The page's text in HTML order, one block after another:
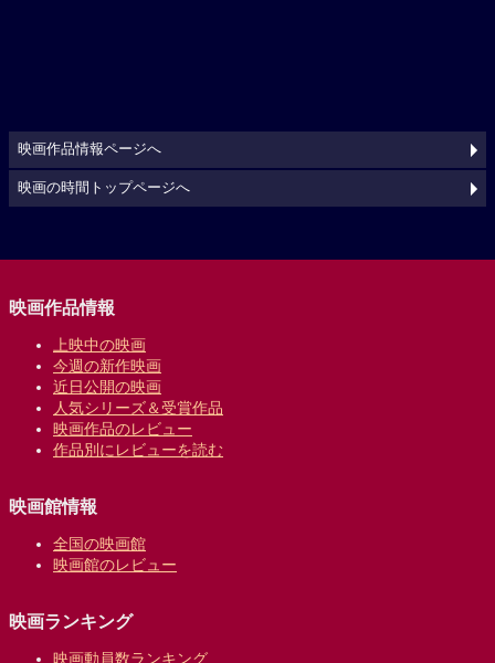
映画作品情報ページへ
映画の時間トップページへ
映画作品情報
上映中の映画
今週の新作映画
近日公開の映画
人気シリーズ＆受賞作品
映画作品のレビュー
作品別にレビューを読む
映画館情報
全国の映画館
映画館のレビュー
映画ランキング
映画動員数ランキング